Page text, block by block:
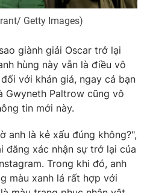
Shorts video
VTV Thể thao
Bất động sản
Tấm lòng Việt
Vươn mình bằng AI
Getty Images)
giành giải Oscar trở lại
hùng này vẫn là điều vô
với khán giả, ngay cả bạn
Gwyneth Paltrow cũng vô
tin mới này.
anh là kẻ xấu đúng không?",
đăng xác nhận sự trở lại của
Trong khi đó, anh
màu xanh lá rất hợp với